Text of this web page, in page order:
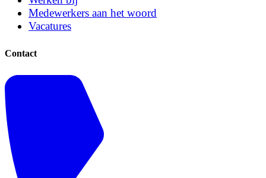
Medewerkers aan het woord
Vacatures
Contact